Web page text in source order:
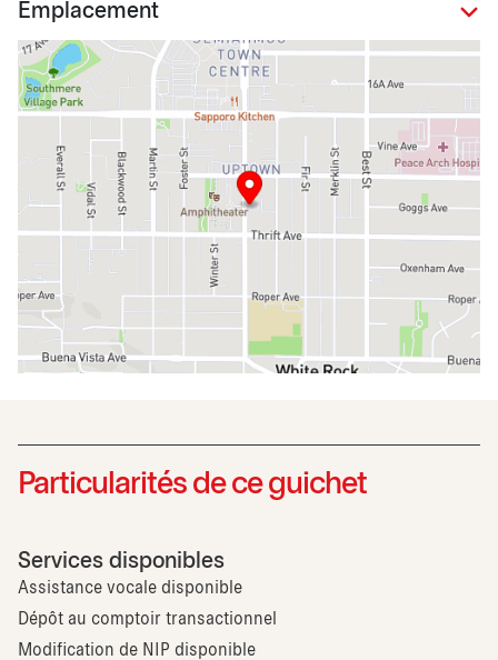
Emplacement
Particularités de ce guichet
Services disponibles
Assistance vocale disponible
Dépôt au comptoir transactionnel
Modification de NIP disponible